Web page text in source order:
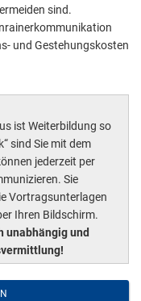
sind.
und Gestehungskosten
ist Weiterbildung so
sind Sie mit dem
jederzeit per
Sie
Vortragsunterlagen
Ihren Bildschirm.
unabhängig und